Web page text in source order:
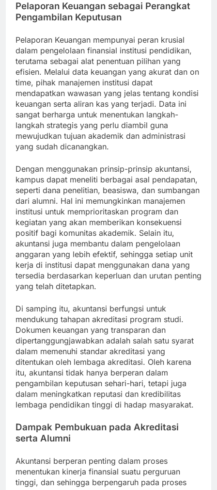
Pelaporan Keuangan sebagai Perangkat
Pengambilan Keputusan
Pelaporan Keuangan mempunyai peran krusial
dalam pengelolaan finansial institusi pendidikan,
terutama sebagai alat penentuan pilihan yang
efisien. Melalui data keuangan yang akurat dan on
time, pihak manajemen institusi dapat
mendapatkan wawasan yang jelas tentang kondisi
keuangan serta aliran kas yang terjadi. Data ini
sangat berharga untuk menentukan langkah-
langkah strategis yang perlu diambil guna
mewujudkan tujuan akademik dan administrasi
yang sudah dicanangkan.
Dengan menggunakan prinsip-prinsip akuntansi,
kampus dapat meneliti berbagai asal pendapatan,
seperti dana penelitian, beasiswa, dan sumbangan
dari alumni. Hal ini memungkinkan manajemen
institusi untuk memprioritaskan program dan
kegiatan yang akan memberikan konsekuensi
positif bagi komunitas akademik. Selain itu,
akuntansi juga membantu dalam pengelolaan
anggaran yang lebih efektif, sehingga setiap unit
kerja di institusi dapat menggunakan dana yang
tersedia berdasarkan keperluan dan urutan penting
yang telah ditetapkan.
Di samping itu, akuntansi berfungsi untuk
mendukung tahapan akreditasi program studi.
Dokumen keuangan yang transparan dan
dipertanggungjawabkan adalah salah satu syarat
dalam memenuhi standar akreditasi yang
ditentukan oleh lembaga akreditasi. Oleh karena
itu, akuntansi tidak hanya berperan dalam
pengambilan keputusan sehari-hari, tetapi juga
dalam meningkatkan reputasi dan kredibilitas
lembaga pendidikan tinggi di hadap masyarakat.
Dampak Pembukuan pada Akreditasi
serta Alumni
Akuntansi berperan penting dalam proses
menentukan kinerja finansial suatu perguruan
tinggi, dan sehingga berpengaruh pada proses